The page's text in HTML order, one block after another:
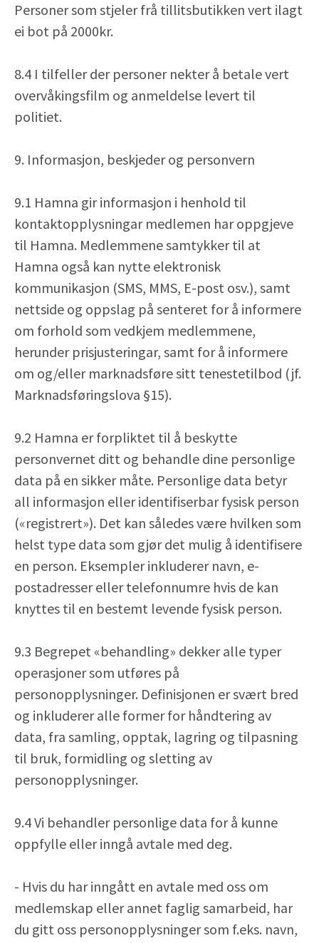
Personer som stjeler frå tillitsbutikken vert ilagt
ei bot på 2000kr.
8.4 I tilfeller der personer nekter å betale vert
overvåkingsfilm og anmeldelse levert til
politiet.
9. Informasjon, beskjeder og personvern
9.1 Hamna gir informasjon i henhold til
kontaktopplysningar medlemen har oppgjeve
til Hamna. Medlemmene samtykker til at
Hamna også kan nytte elektronisk
kommunikasjon (SMS, MMS, E-post osv.), samt
nettside og oppslag på senteret for å informere
om forhold som vedkjem medlemmene,
herunder prisjusteringar, samt for å informere
om og/eller marknadsføre sitt tenestetilbod (jf.
Marknadsføringslova §15).
9.2 Hamna er forpliktet til å beskytte
personvernet ditt og behandle dine personlige
data på en sikker måte. Personlige data betyr
all informasjon eller identifiserbar fysisk person
(«registrert»). Det kan således være hvilken som
helst type data som gjør det mulig å identifisere
en person. Eksempler inkluderer navn, e-
postadresser eller telefonnumre hvis de kan
knyttes til en bestemt levende fysisk person.
9.3 Begrepet «behandling» dekker alle typer
operasjoner som utføres på
personopplysninger. Definisjonen er svært bred
og inkluderer alle former for håndtering av
data, fra samling, opptak, lagring og tilpasning
til bruk, formidling og sletting av
personopplysninger.
9.4 Vi behandler personlige data for å kunne
oppfylle eller inngå avtale med deg.
- Hvis du har inngått en avtale med oss om
medlemskap eller annet faglig samarbeid, har
du gitt oss personopplysninger som f.eks. navn,